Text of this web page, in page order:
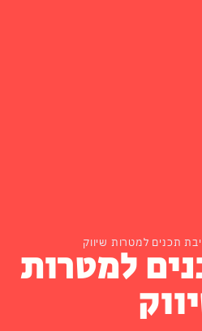
תכנים למטרות שיווקלמטרות